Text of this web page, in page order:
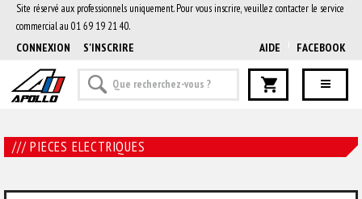
Site réservé aux professionnels uniquement. Pour vous inscrire, veuillez contacter le service
commercial au 01 69 19 21 40.
CONNEXION S'INSCRIRE AIDE FACEBOOK
/// PIECES ELECTRIQUES